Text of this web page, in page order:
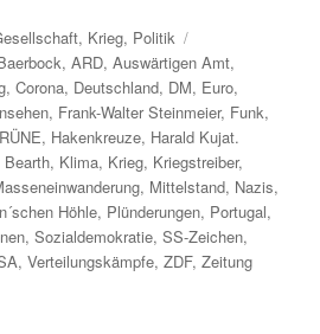
, Krieg, Politik
,ARD,Auswärtigen Amt,
,Corona, Deutschland, DM, Euro,
, Frank-Walter Steinmeier, Funk,
, Hakenkreuze, Harald Kujat.
Bearth, Klima, Krieg, Kriegstreiber,
, Mittelstand, Nazis,
Höhle, Plünderungen, Portugal,
,Sozialdemokratie,SS-Zeichen,
,Verteilungskämpfe,ZDF,Zeitung